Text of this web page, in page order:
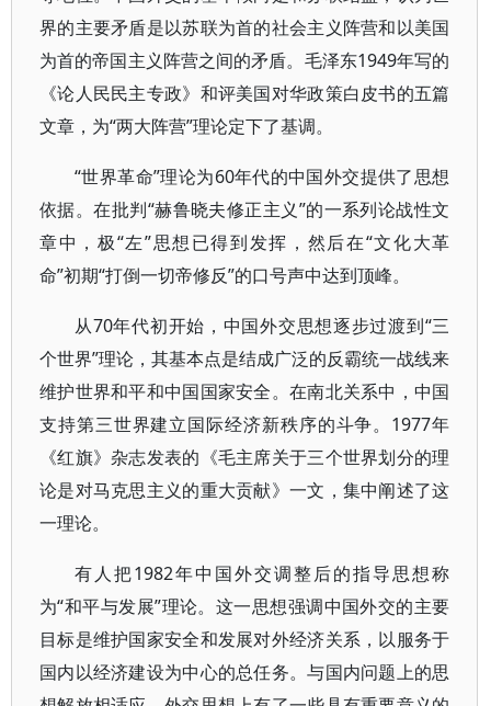
界的主要矛盾是以苏联为首的社会主义阵营和以美国
为首的帝国主义阵营之间的矛盾。毛泽东1949年写的
《论人民民主专政》和评美国对华政策白皮书的五篇
文章，为“两大阵营”理论定下了基调。
“世界革命”理论为60年代的中国外交提供了思想
依据。在批判“赫鲁晓夫修正主义”的一系列论战性文
章中，极“左”思想已得到发挥，然后在“文化大革
命”初期“打倒一切帝修反”的口号声中达到顶峰。
从70年代初开始，中国外交思想逐步过渡到“三
个世界”理论，其基本点是结成广泛的反霸统一战线来
维护世界和平和中国国家安全。在南北关系中，中国
支持第三世界建立国际经济新秩序的斗争。1977年
《红旗》杂志发表的《毛主席关于三个世界划分的理
论是对马克思主义的重大贡献》一文，集中阐述了这
一理论。
有人把1982年中国外交调整后的指导思想称
为“和平与发展”理论。这一思想强调中国外交的主要
目标是维护国家安全和发展对外经济关系，以服务于
国内以经济建设为中心的总任务。与国内问题上的思